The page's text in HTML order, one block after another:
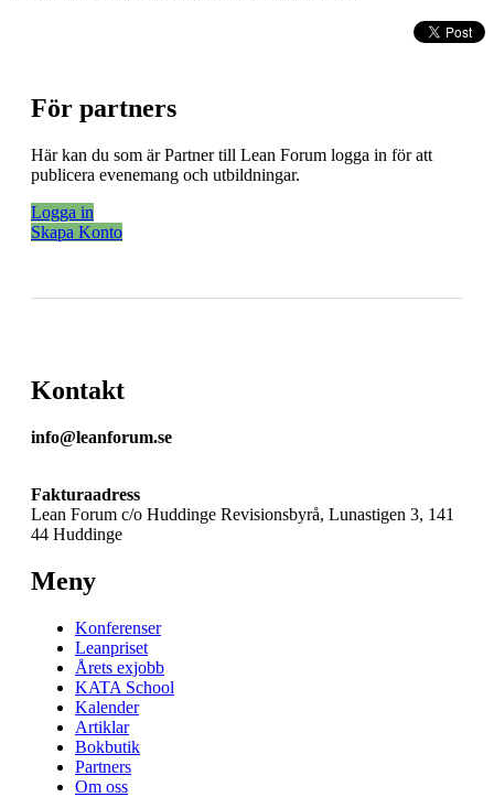
För partners
Här kan du som är Partner till Lean Forum logga in för att
publicera evenemang och utbildningar.
Logga in
Skapa Konto
Kontakt
info@leanforum.se
Fakturaadress
Lean Forum c/o Huddinge Revisionsbyrå, Lunastigen 3, 141
44 Huddinge
Meny
Konferenser
Leanpriset
Årets exjobb
KATA School
Kalender
Artiklar
Bokbutik
Partners
Om oss